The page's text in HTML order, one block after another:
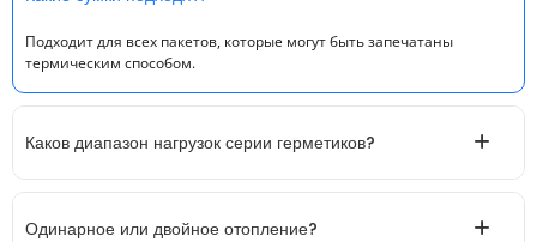
Подходит для всех пакетов, которые могут быть запечатаны
термическим способом.
Каков диапазон нагрузок серии герметиков?
Одинарное или двойное отопление?